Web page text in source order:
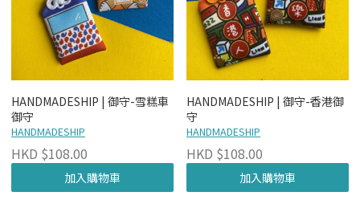
HANDMADESHIP | 御守-雪糕車
御守
HANDMADESHIP
HKD $108.00
加入購物車
HANDMADESHIP | 御守-香港御
守
HANDMADESHIP
HKD $108.00
加入購物車